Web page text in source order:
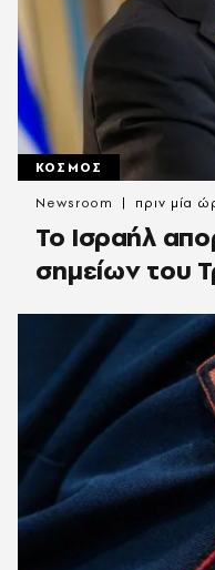
ΚΟΣΜΟΣ
Το Ισραήλ
σημείων του
Newsroom πριν μία